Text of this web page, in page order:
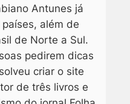
Antunes já
além de
de Norte a Sul.
pedirem dicas
criar o site
de três livros e